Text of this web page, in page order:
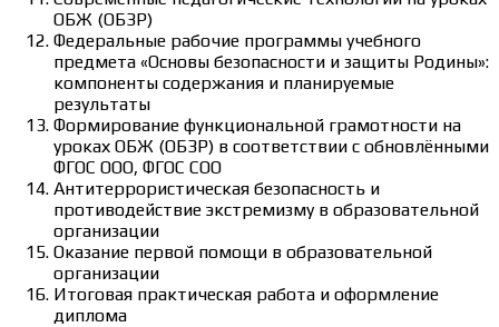
ОБЖ (ОБЗР)
Федеральные рабочие программы учебного
предмета «Основы безопасности и защиты Родины»:
компоненты содержания и планируемые
результаты
Формирование функциональной грамотности на
уроках ОБЖ (ОБЗР) в соответствии с обновлёнными
ФГОС ООО, ФГОС СОО
Антитеррористическая безопасность и
противодействие экстремизму в образовательной
организации
Оказание первой помощи в образовательной
организации
Итоговая практическая работа и оформление
диплома